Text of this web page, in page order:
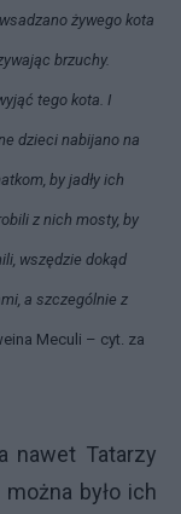
żywego kota
brzuchy.
tego kota. I
dzieci nabijano na
by jadły ich
z nich mosty, by
wszędzie dokąd
a szczególnie z
Meculi – cyt. za
nawet Tatarzy
było ich